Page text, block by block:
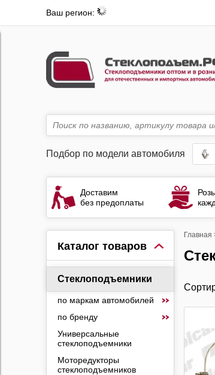
Ваш регион:
Подбор по модели автомобиля
Доставим
без предоплаты
Каталог товаров
Стеклоподъемники
по маркам автомобилей
по бренду
Универсальные
стеклоподъемники
Моторедукторы
стеклоподъемников
Главная